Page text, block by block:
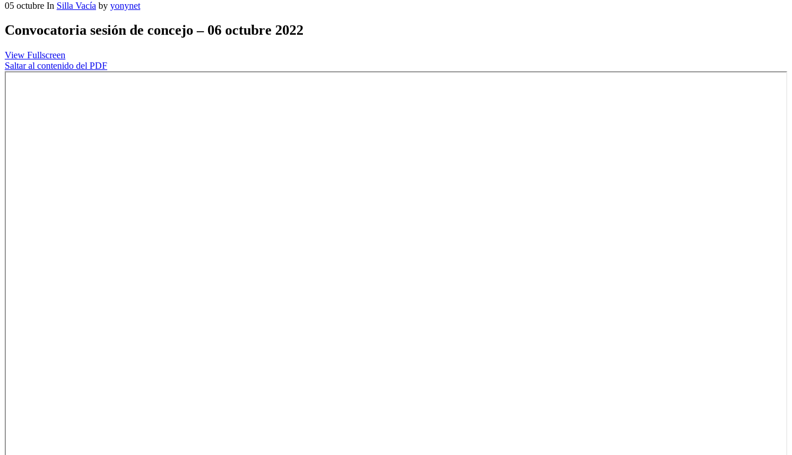
05 octubre In Silla Vacía by yonynet
Convocatoria sesión de concejo – 06 octubre 2022
View Fullscreen
Saltar al contenido del PDF